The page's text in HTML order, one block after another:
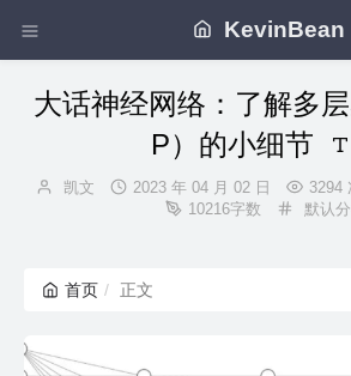
KevinBean
大话神经网络：了解多
P）的小细节
博
凯文
发
2023 年 04 月 02 日 3294
10216字数
分
默认
首页 正文